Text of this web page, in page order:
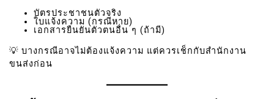
บัตรประชาชนตัวจริง
ใบแจ้งความ (กรณีหาย)
เอกสารยืนยันตัวตนอื่น ๆ (ถ้ามี)
💡 บางกรณีอาจไม่ต้องแจ้งความ แต่ควรเช็กกับสำนักงาน
ขนส่งก่อน